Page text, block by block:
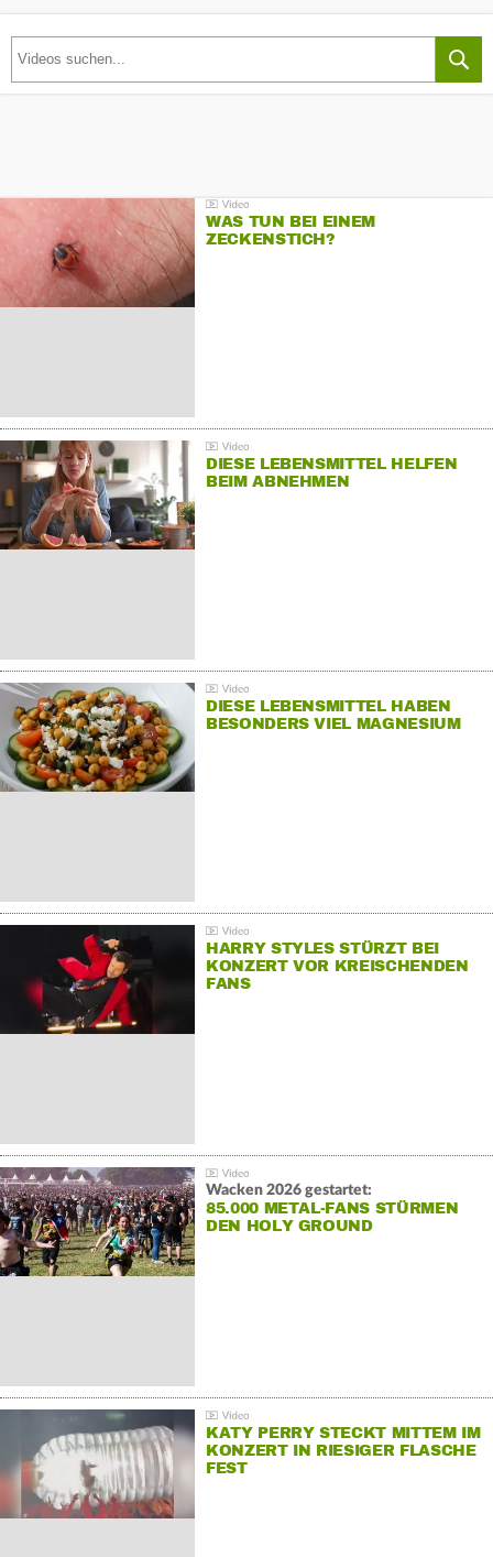
WAS TUN BEI EINEM
ZECKENSTICH?
DIESE LEBENSMITTEL HELFEN
BEIM ABNEHMEN
DIESE LEBENSMITTEL HABEN
BESONDERS VIEL MAGNESIUM
HARRY STYLES STÜRZT BEI
KONZERT VOR KREISCHENDEN
FANS
Wacken 2026 gestartet:
85.000 METAL-FANS STÜRMEN
DEN HOLY GROUND
KATY PERRY STECKT MITTEM IM
KONZERT IN RIESIGER FLASCHE
FEST